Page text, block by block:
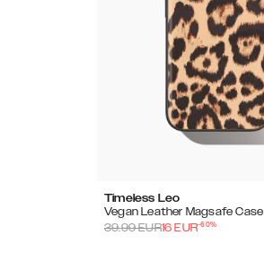
Timeless Leo
Vegan Leather Magsafe Case
39.99EUR16 EUR-60%